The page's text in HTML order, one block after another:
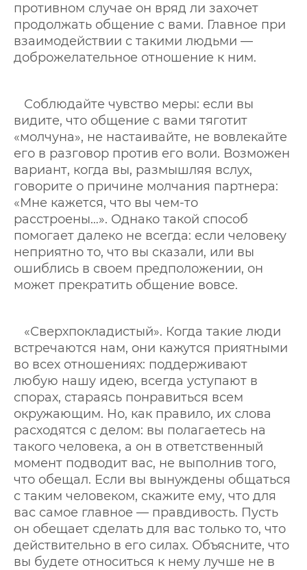
противном случае он вряд ли захочет
продолжать общение с вами. Главное при
взаимодействии с такими людьми —
доброжелательное отношение к ним.
Соблюдайте чувство меры: если вы
видите, что общение с вами тяготит
«молчуна», не настаивайте, не вовлекайте
его в разговор против его воли. Возможен
вариант, когда вы, размышляя вслух,
говорите о причине молчания партнера:
«Мне кажется, что вы чем-то
расстроены…». Однако такой способ
помогает далеко не всегда: если человеку
неприятно то, что вы сказали, или вы
ошиблись в своем предположении, он
может прекратить общение вовсе.
«Сверхпокладистый». Когда такие люди
встречаются нам, они кажутся приятными
во всех отношениях: поддерживают
любую нашу идею, всегда уступают в
спорах, стараясь понравиться всем
окружающим. Но, как правило, их слова
расходятся с делом: вы полагаетесь на
такого человека, а он в ответственный
момент подводит вас, не выполнив того,
что обещал. Если вы вынуждены общаться
с таким человеком, скажите ему, что для
вас самое главное — правдивость. Пусть
он обещает сделать для вас только то, что
действительно в его силах. Объясните, что
вы будете относиться к нему лучше не в